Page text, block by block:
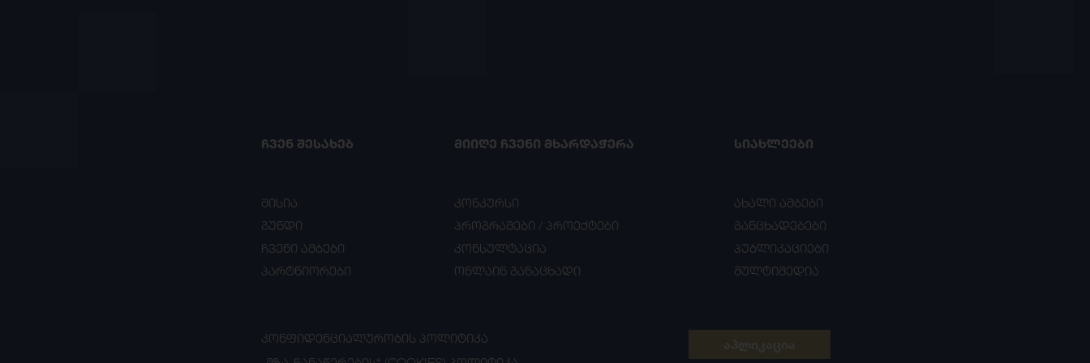
ᲩᲕᲔᲜ ᲨᲔᲡᲐᲮᲔᲑ
მისია
გუნდი
ჩვენი ამბები
პარტნიორები
ᲛᲘᲘᲦᲔ ᲩᲕᲔᲜᲘ ᲛᲮᲐᲠᲓᲐᲭᲔᲠᲐ
კონკურსი
პროგრამები / პროექტები
კონსულტაცია
ონლაინ განაცხადი
ᲡᲘᲐᲮᲚᲔᲔᲑᲘ
ახალი ამბები
განცხადებები
პუბლიკაციები
მულტიმედია
ᲙᲝᲜᲤᲘᲓᲔᲜᲪᲘᲐᲚᲣᲠᲝᲑᲘᲡ ᲞᲝᲚᲘᲢᲘᲙᲐ